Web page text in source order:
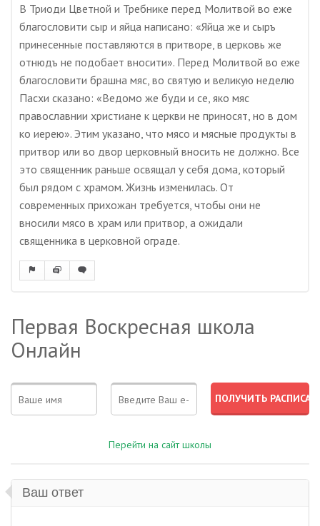
В Триоди Цветной и Требнике перед Молитвой во еже
благословити сыр и яйца написано: «Яйца же и сыръ
принесенные поставляются в притворе, в церковь же
отнюдъ не подобает вносити». Перед Молитвой во еже
благословити брашна мяс, во святую и великую неделю
Пасхи сказано: «Ведомо же буди и се, яко мяс
православнии христиане к церкви не приносят, но в дом
ко иерею». Этим указано, что мясо и мясные продукты в
притвор или во двор церковный вносить не должно. Все
это священник раньше освящал у себя дома, который
был рядом с храмом. Жизнь изменилась. От
современных прихожан требуется, чтобы они не
вносили мясо в храм или притвор, а ожидали
священника в церковной ограде.
Первая Воскресная школа
Онлайн
Перейти на сайт школы
Ваш ответ